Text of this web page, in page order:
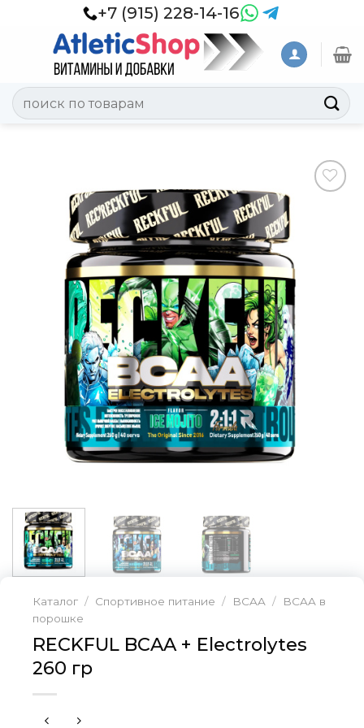
+7 (915) 228-14-16
Искать:
Добавить
Каталог / Спортивное питание / BCAA /
BCAA в
порошке
RECKFUL BCAA + Eleсtrolytes
260 гр